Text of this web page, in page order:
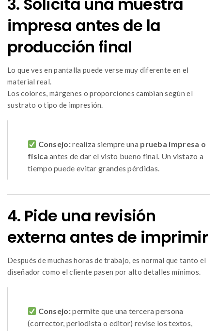
impresa antes de la
producción final
Lo que ves en pantalla puede verse muy diferente en el
material real.
Los colores, márgenes o proporciones cambian según el
sustrato o tipo de impresión.
Consejo:realiza siempre una prueba impresa o
física antes de dar el visto bueno final. Un vistazo a
tiempo puede evitar grandes pérdidas.
4. Pide una revisión
externa antes de imprimir
Después de muchas horas de trabajo, es normal que tanto el
diseñador como el cliente pasen por alto detalles mínimos.
Consejo:permite que una tercera persona
(corrector, periodista o editor) revise los textos,